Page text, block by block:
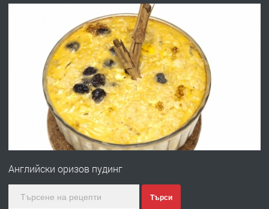
АПАРТАМЕНТ В ЦЕНТЪРА НА ГР.
ХАСКОВО
Давам гараж под наем
№4120 Магазин/Офис под наем в кв.
градската градина!
Aнглийски оризов пудинг
Търси